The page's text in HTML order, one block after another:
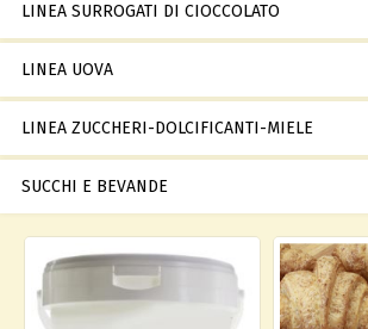
LINEA SURROGATI DI CIOCCOLATO
LINEA UOVA
LINEA ZUCCHERI-DOLCIFICANTI-MIELE
SUCCHI E BEVANDE